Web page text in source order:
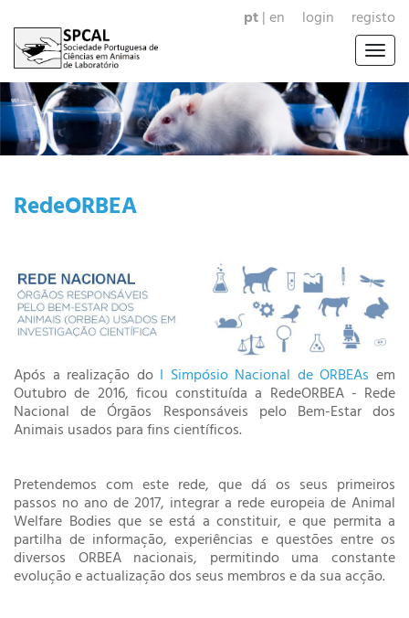
pt|en login
registo
RedeORBEA
Após a realização do I Simpósio Nacional de ORBEAs em
Outubro de 2016, ficou constituída a RedeORBEA - Rede
Nacional de Órgãos Responsáveis pelo Bem-Estar dos
Animais usados para fins científicos.
Pretendemos com este rede, que dá os seus primeiros
passos no ano de 2017, integrar a rede europeia de Animal
Welfare Bodies que se está a constituir, e que permita a
partilha de informação, experiências e questões entre os
diversos ORBEA nacionais, permitindo uma constante
evolução e actualização dos seus membros e da sua acção.